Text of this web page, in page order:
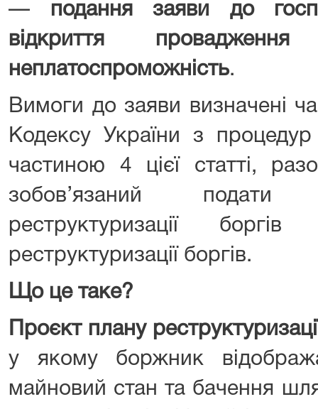
—
подання заяви до
відкриття
неплатоспроможність.
Вимоги до заяви визначені
Кодексу України з
частиною 4 цієї статті,
зобов’язаний
реструктуризації
реструктуризації боргів.
Що це таке?
Проєкт плану
у якому боржник
майновий стан та бачення